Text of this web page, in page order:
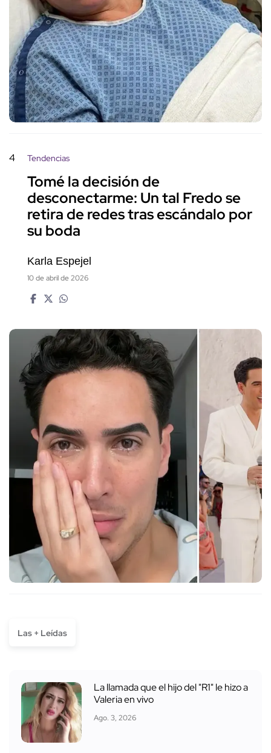
4 Tendencias
Tomé la decisión de
desconectarme: Un tal Fredo se
retira de redes tras escándalo por
su boda
Karla Espejel
10 de abril de 2026
Las + Leídas
La llamada que el hijo del "R1" le hizo a
Valeria en vivo
Ago. 3, 2026